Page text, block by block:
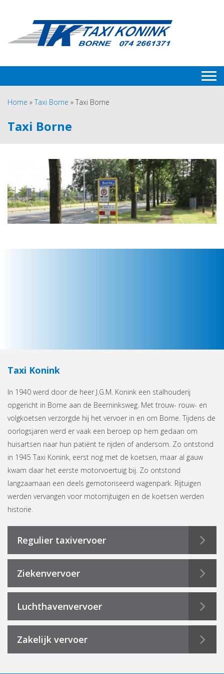
Home » Taxi Borne » Taxi Borne
Taxi Borne
Taxi Konink
In 1940 werd door de heer J.G.M. Konink een stalhouderij
opgericht in Borne aan de Beerninksweg. Met trouw- rouw- en
volgkoetsen verzorgde hij het vervoer in en om Borne. Tijdens de
oorlogsjaren werd er vaak een beroep op hem gedaan om
huisartsen naar hun patiënt te rijden of andersom. Zo ontstond
in 1945 Taxi Konink, eerst nog met de koetsen, maar al gauw
kwam daar het eerste motorvoertuig bij. Zo ontstond
langzaamaan een deels gemotoriseerd wagenpark. Rijtuigen
werden vervangen voor motorrijtuigen en de koetsen werden
historie.
Regulier taxivervoer
Ziekenvervoer
Luchthavenvervoer
Zakelijk vervoer